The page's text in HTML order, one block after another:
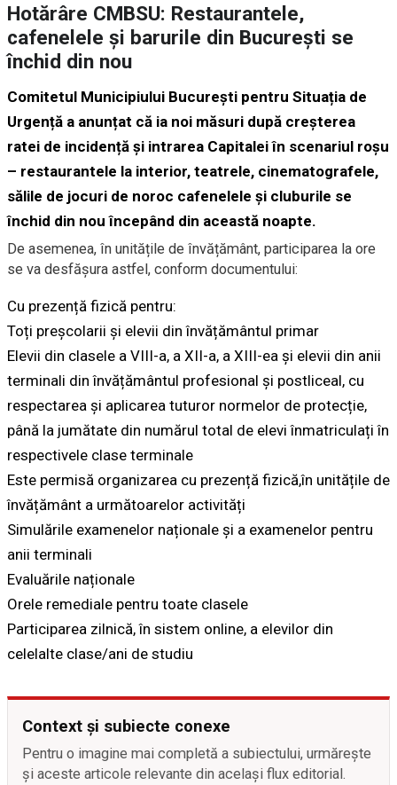
Hotărâre CMBSU: Restaurantele,
cafenelele și barurile din București se
închid din nou
Comitetul Municipiului București pentru Situația de
Urgență a anunțat că ia noi măsuri după creșterea
ratei de incidență și intrarea Capitalei în scenariul roșu
– restaurantele la interior, teatrele, cinematografele,
sălile de jocuri de noroc cafenelele și cluburile se
închid din nou începând din această noapte.
De asemenea, în unitățile de învățământ, participarea la ore
se va desfășura astfel, conform documentului:
Cu prezență fizică pentru:
Toți preșcolarii și elevii din învățământul primar
Elevii din clasele a VIII-a, a XII-a, a XIII-ea și elevii din anii
terminali din învățământul profesional și postliceal, cu
respectarea și aplicarea tuturor normelor de protecție,
până la jumătate din numărul total de elevi înmatriculați în
respectivele clase terminale
Este permisă organizarea cu prezență fizică,în unitățile de
învățământ a următoarelor activități
Simulările examenelor naționale și a examenelor pentru
anii terminali
Evaluările naționale
Orele remediale pentru toate clasele
Participarea zilnică, în sistem online, a elevilor din
celelalte clase/ani de studiu
Context și subiecte conexe
Pentru o imagine mai completă a subiectului, urmărește
și aceste articole relevante din același flux editorial.